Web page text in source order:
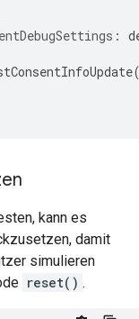
kann es
damit
simulieren
reset() .